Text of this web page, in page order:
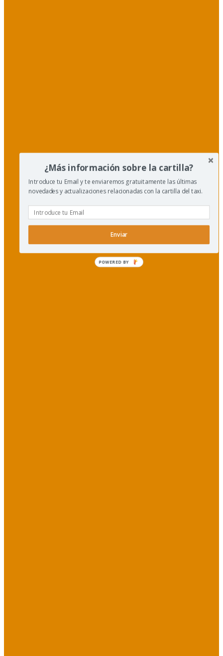
¿Más información sobre la cartilla?
Introduce tu Email y te enviaremos gratuitamente las últimas
novedades y actualizaciones relacionadas con la cartilla del taxi.
Enviar